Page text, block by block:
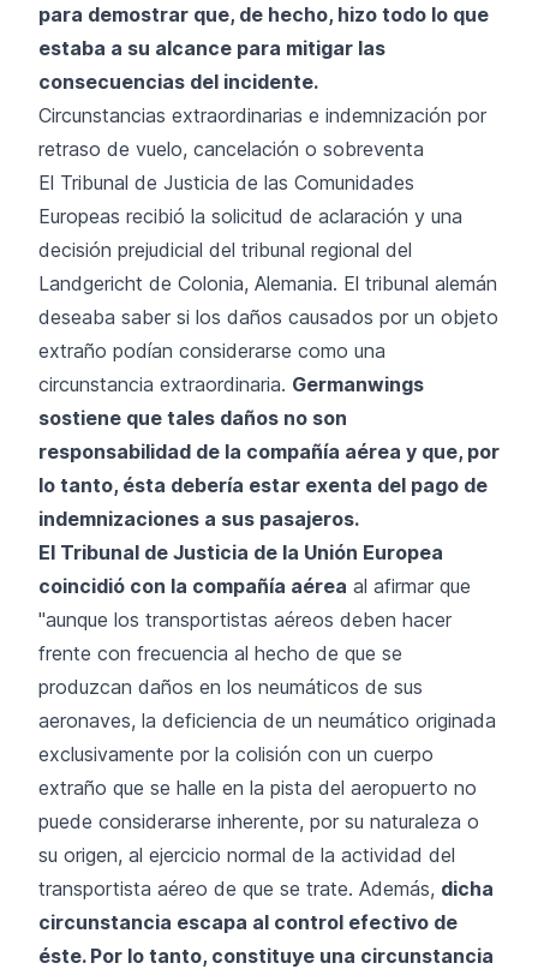
para demostrar que, de hecho, hizo todo lo que
estaba a su alcance para mitigar las
consecuencias del incidente.
Circunstancias extraordinarias e indemnización por
retraso de vuelo, cancelación o sobreventa
El Tribunal de Justicia de las Comunidades
Europeas recibió la solicitud de aclaración y una
decisión prejudicial del tribunal regional del
Landgericht de Colonia, Alemania. El tribunal alemán
deseaba saber si los daños causados por un objeto
extraño podían considerarse como una
circunstancia extraordinaria. Germanwings
sostiene que tales daños no son
responsabilidad de la compañía aérea y que, por
lo tanto, ésta debería estar exenta del pago de
indemnizaciones a sus pasajeros.
El Tribunal de Justicia de la Unión Europea
coincidió con la compañía aérea al afirmar que
"aunque los transportistas aéreos deben hacer
frente con frecuencia al hecho de que se
produzcan daños en los neumáticos de sus
aeronaves, la deficiencia de un neumático originada
exclusivamente por la colisión con un cuerpo
extraño que se halle en la pista del aeropuerto no
puede considerarse inherente, por su naturaleza o
su origen, al ejercicio normal de la actividad del
transportista aéreo de que se trate. Además, dicha
circunstancia escapa al control efectivo de
éste. Por lo tanto, constituye una circunstancia